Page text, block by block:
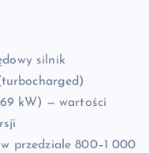
silnik
kW) — wartości
przedziale 800–1 000